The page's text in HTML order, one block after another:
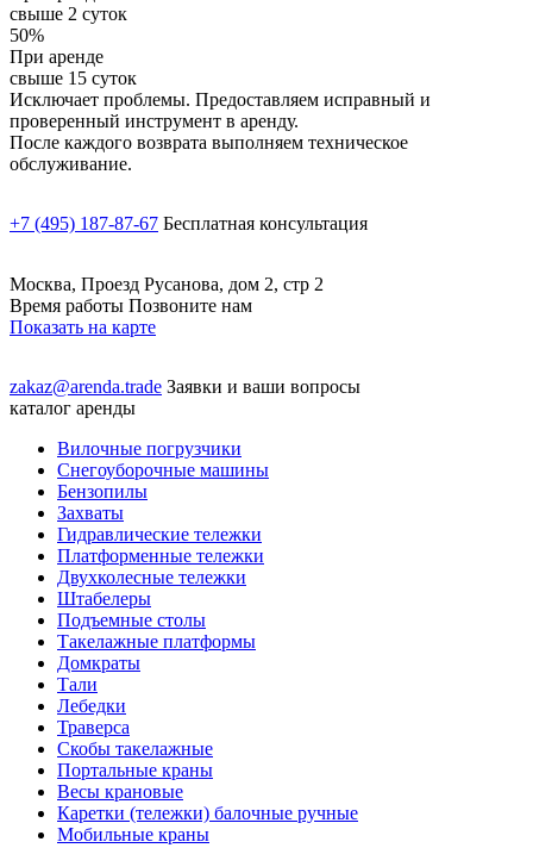
свыше 2 суток
50%
При аренде
свыше 15 суток
Исключает проблемы. Предоставляем исправный и
проверенный инструмент в аренду.
После каждого возврата выполняем техническое
обслуживание.
+7 (495) 187-87-67 Бесплатная консультация
Москва, Проезд Русанова, дом 2, стр 2
Время работы Позвоните нам
Показать на карте
zakaz@arenda.trade Заявки и ваши вопросы
каталог аренды
Вилочные погрузчики
Снегоуборочные машины
Бензопилы
Захваты
Гидравлические тележки
Платформенные тележки
Двухколесные тележки
Штабелеры
Подъемные столы
Такелажные платформы
Домкраты
Тали
Лебедки
Траверса
Скобы такелажные
Портальные краны
Весы крановые
Каретки (тележки) балочные ручные
Мобильные краны